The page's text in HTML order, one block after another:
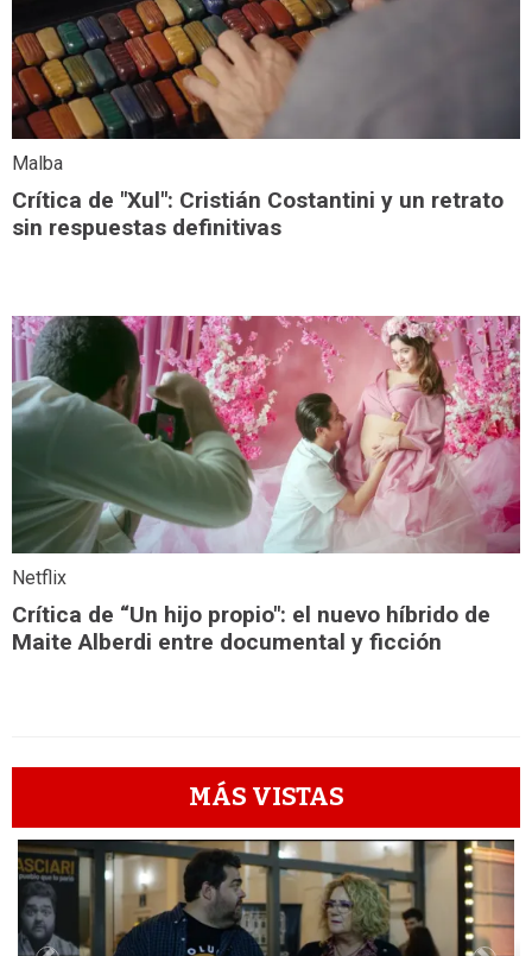
Malba
Crítica de "Xul": Cristián Costantini y un retrato
sin respuestas definitivas
Netflix
Crítica de “Un hijo propio": el nuevo híbrido de
Maite Alberdi entre documental y ficción
MÁS VISTAS
1